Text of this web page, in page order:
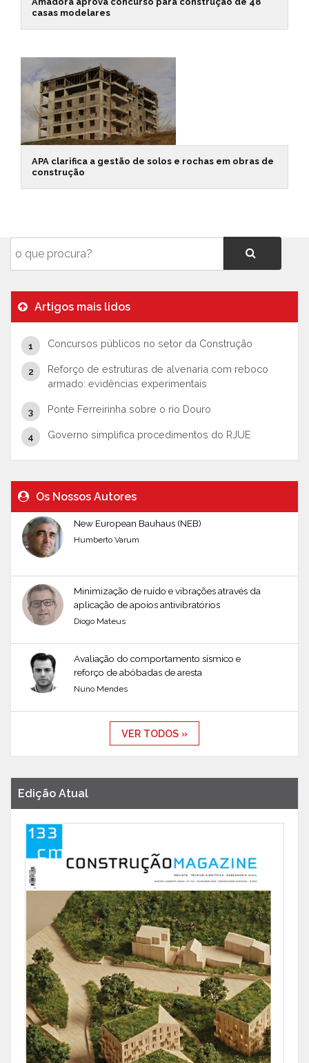
casas modelares
APA clarifica a gestão de solos e rochas em obras de
construção
Artigos mais lidos
Concursos públicos no setor da Construção
Reforço de estruturas de alvenaria com reboco
armado: evidências experimentais
Ponte Ferreirinha sobre o rio Douro
Governo simplifica procedimentos do RJUE
Os Nossos Autores
New European Bauhaus (NEB)
Humberto Varum
Minimização de ruído e vibrações através da
aplicação de apoios antivibratórios
Diogo Mateus
Avaliação do comportamento sísmico e
reforço de abóbadas de aresta
Nuno Mendes
VER TODOS »
Edição Atual